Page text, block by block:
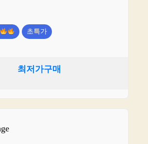
초특가
최저가구매